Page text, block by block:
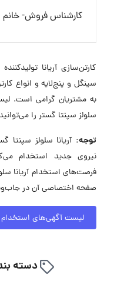
کارشناس فروش- خانم
سینگل و پنج‌لایه و انواع
به مشتریان گرامی است.
سلولز سپنتا گستر را
توجه:
نیروی جدید استخدام
فرصت‌های استخدام آریانا
صفحه اختصاصی آن در
لیست آگهی‌های استخدام
دسته